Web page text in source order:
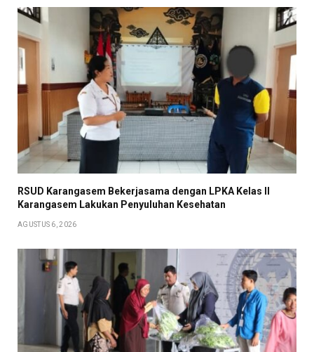
RSUD Karangasem Bekerjasama dengan LPKA Kelas II
Karangasem Lakukan Penyuluhan Kesehatan
AGUSTUS 6, 2026